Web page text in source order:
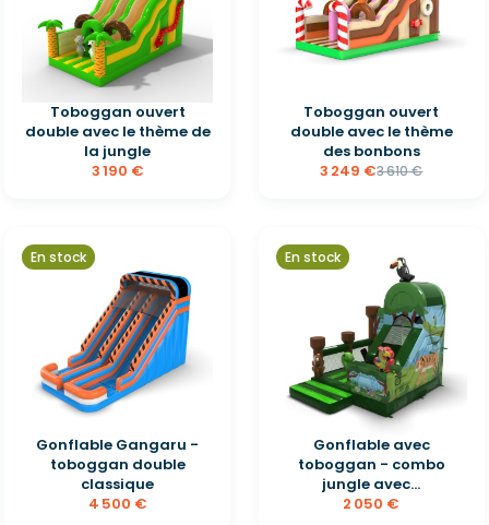
Toboggan ouvert
double avec le thème de
la jungle
3 190 €
Toboggan ouvert
double avec le thème
des bonbons
3 249 €3 610 €
En stock
Gonflable Gangaru -
toboggan double
classique
4 500 €
En stock
Gonflable avec
toboggan - combo
jungle avec...
2 050 €